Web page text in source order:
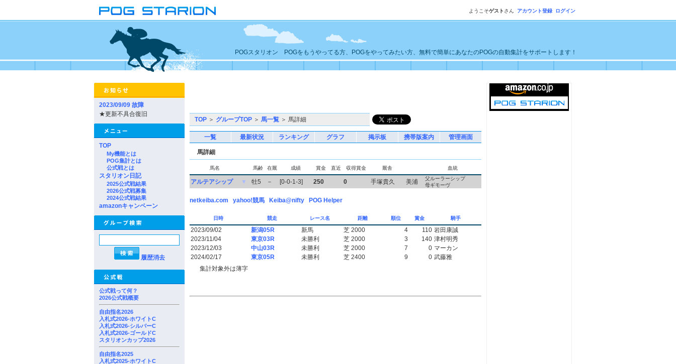
ようこそゲスト さん アカウント登録 ログイン
POGスタリオン POGをもうやってる方、POGをやってみたい方、無料で簡単にあなたのPOGの自動集計をサポートします！
2023/09/09 故障
★更新不具合復旧
TOP
My機能とは
POG集計とは
公式戦とは
スタリオン日記
2025公式戦結果
2026公式戦募集
2024公式戦結果
amazonキャンペーン
履歴消去
公式戦って何？
2026公式戦概要
自由指名2026
入札式2026-ホワイトC
入札式2026-シルバーC
入札式2026-ゴールドC
スタリオンカップ2026
自由指名2025
入札式2025-ホワイトC
TOP ＞ グループTOP ＞ 馬一覧 ＞ 馬詳細
一覧 最新状況 ランキング グラフ 掲示板 携帯版案内 管理画面
馬詳細
馬名 馬齢 在厩 成績 賞金 直近 収得賞金 厩舎 血統
アルテアシップ ▼ 牡5 － [0-0-1-3] 250 0 手塚貴久 美浦
父ルーラーシップ
母ギモーヴ
netkeiba.com yahoo!競馬 Keiba@nifty POG Helper
日時 競走 レース名 距離 順位 賞金 騎手
2023/09/02 新潟05R 新馬 芝 2000 4 110 岩田康誠
2023/11/04
東京03R 未勝利 芝 2000 3 140 津村明秀
2023/12/03
中山03R 未勝利 芝 2000 7 0 マーカン
2024/02/17
東京05R 未勝利 芝 2400 9 0 武藤雅
集計対象外は薄字